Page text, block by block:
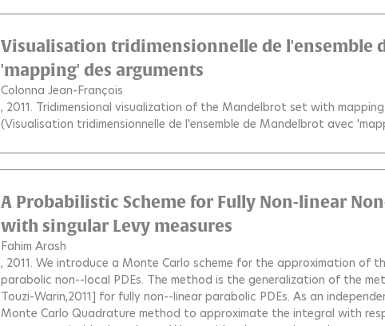
Visualisation tridimensionnelle de l'ensemble
'mapping' des arguments
Colonna Jean-François
, 2011. Tridimensional visualization of the Mandelbrot set with
(Visualisation tridimensionnelle de l'ensemble de Mandelbrot avec
A Probabilistic Scheme for Fully Non-linear
with singular Levy measures
Fahim Arash
, 2011. We introduce a Monte Carlo scheme for the approximation of
parabolic non--local PDEs. The method is the generalization of the
Touzi-Warin,2011] for fully non--linear parabolic PDEs. As an
Monte Carlo Quadrature method to approximate the integral with